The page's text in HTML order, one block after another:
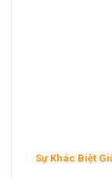
Sự Khác Biệt